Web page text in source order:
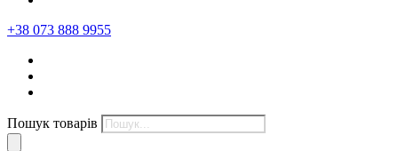
+38 073 888 9955
Пошук товарів